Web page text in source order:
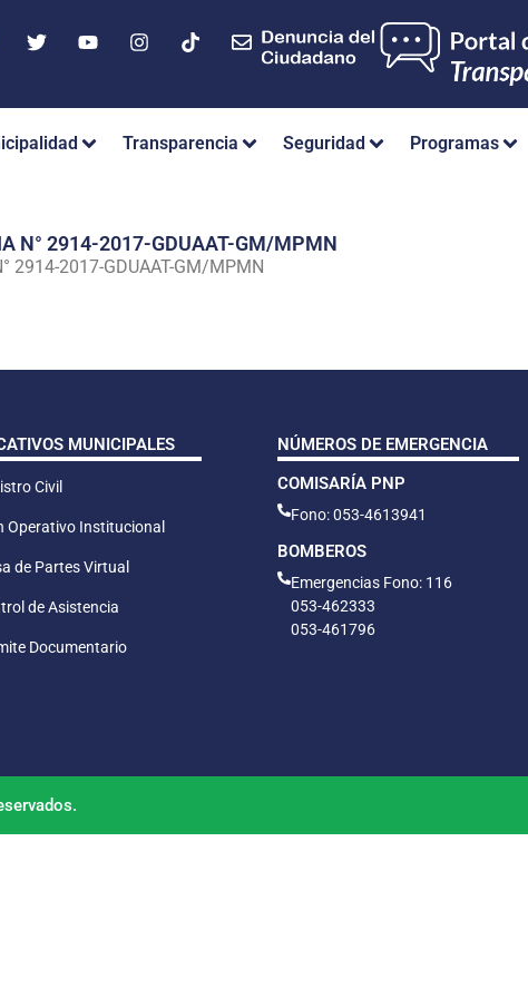
Transparencia Seguridad Programas
N° 2914-2017-GDUAAT-GM/MPMN
2914-2017-GDUAAT-GM/MPMN
MUNICIPALES
Civil
Operativo Institucional
de Partes Virtual
de Asistencia
Documentario
NÚMEROS DE EMERGENCIA
COMISARÍA PNP
Fono: 053-4613941
BOMBEROS
Emergencias Fono: 116
053-462333
053-461796